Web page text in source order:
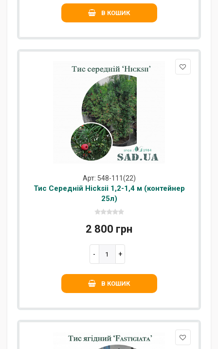
В КОШИК
Арт: 548-111(22)
Тис Середній Hicksii 1,2-1,4 м (контейнер
25л)
2 800 грн
В КОШИК